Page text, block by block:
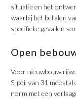
situatie en het
waarbij het betalen
specifieke gevallen
Open
Voor nieuwbouw
S-peil van 31
norm met een